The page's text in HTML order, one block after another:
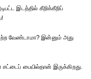
இடத்தில் கீறிக்கீறிப்
வேண்டாமா? இன்னும் அது
பையில்தான் இருக்கிறது.